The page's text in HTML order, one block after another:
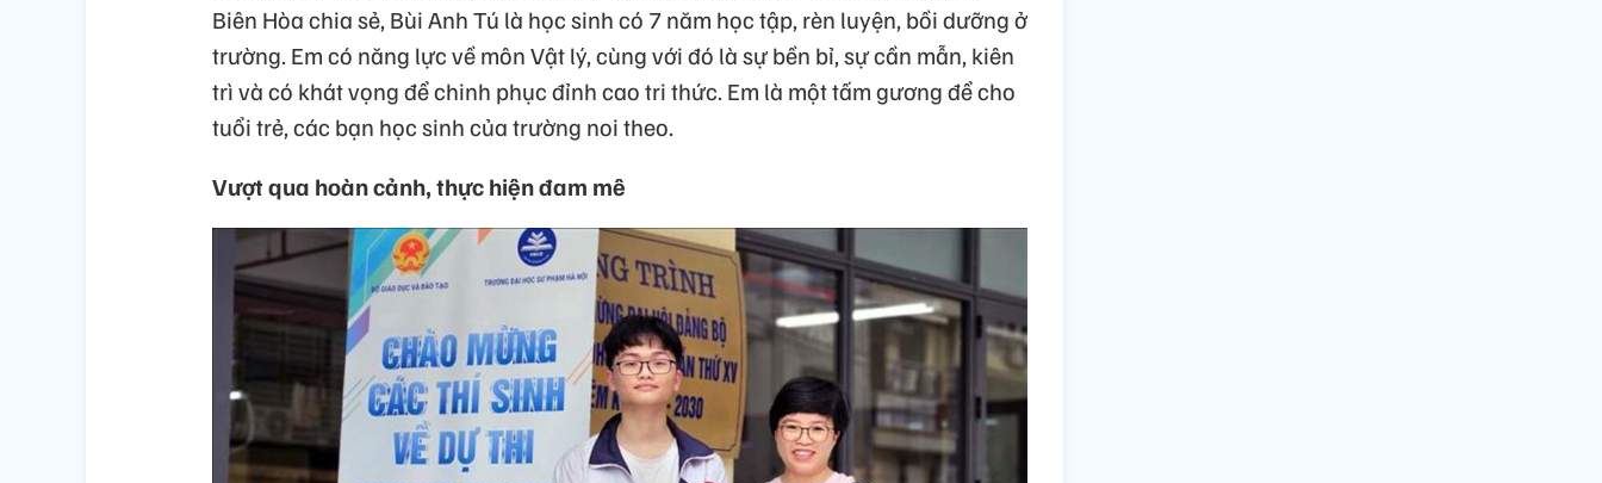
Biên Hòa chia sẻ, Bùi Anh Tú là học sinh có 7 năm học tập, rèn luyện, bồi dưỡng ở
trường. Em có năng lực về môn Vật lý, cùng với đó là sự bền bỉ, sự cần mẫn, kiên
trì và có khát vọng để chinh phục đỉnh cao tri thức. Em là một tấm gương để cho
tuổi trẻ, các bạn học sinh của trường noi theo.
Vượt qua hoàn cảnh, thực hiện đam mê